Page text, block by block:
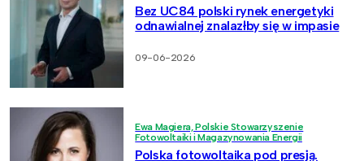
Bez UC84 polski rynek energetyki
odnawialnej znalazłby się w impasie
09-06-2026
Ewa Magiera, Polskie Stowarzyszenie
Fotowoltaiki i Magazynowania Energii
Polska fotowoltaika pod presją.